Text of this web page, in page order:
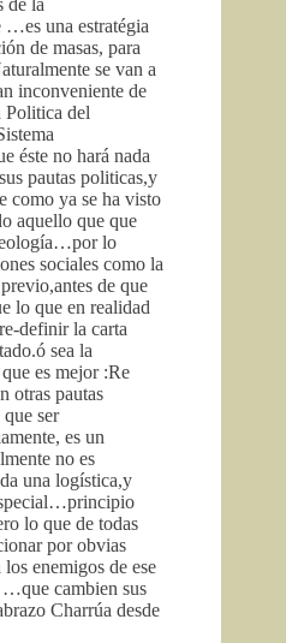
una estratégia
de masas, para
se van a
inconveniente de
Politica del
éste no hará nada
pautas politicas,y
como ya se ha visto
aquello que que
lo
sociales como la
de que
lo que en realidad
definir la carta
sea la
es mejor :Re
otras pautas
ser
es un
no es
una logística,y
lo que de todas
por obvias
enemigos de ese
…que cambien sus
Charrúa desde